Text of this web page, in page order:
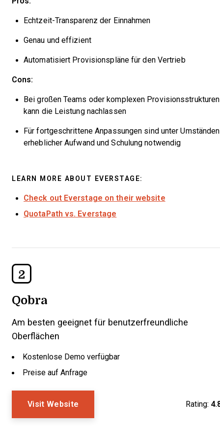
Echtzeit-Transparenz der Einnahmen
Genau und effizient
Automatisiert Provisionspläne für den Vertrieb
Cons:
Bei großen Teams oder komplexen Provisionsstrukturen
kann die Leistung nachlassen
Für fortgeschrittene Anpassungen sind unter Umständen
erheblicher Aufwand und Schulung notwendig
LEARN MORE ABOUT EVERSTAGE:
Check out Everstage on their website
QuotaPath vs. Everstage
2
Qobra
Am besten geeignet für benutzerfreundliche
Oberflächen
Kostenlose Demo verfügbar
Preise auf Anfrage
Visit Website Rating: